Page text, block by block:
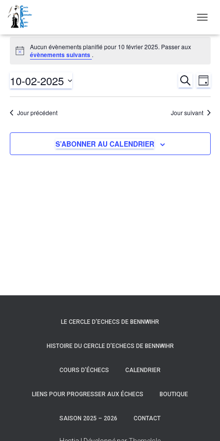
LA
Évènements
10
février
2025
Notice
Aucun évènements planifié pour 10 février 2025. Passer aux
évènements suivants .
de
de
JOUR
10-02-2025
date.Jour précédent Jour suivant
S’ABONNER AU CALENDRIER
LE CERCLE D’ECHECS DE BENNWIHR
HISTOIRE DU CERCLE D’ECHECS DE BENNWIHR
COURS D’ÉCHECS CALENDRIER
LIENS POUR PROGRESSER AUX ÉCHECS BOUTIQUE
SAISON 2025 – 2026 CONTACT